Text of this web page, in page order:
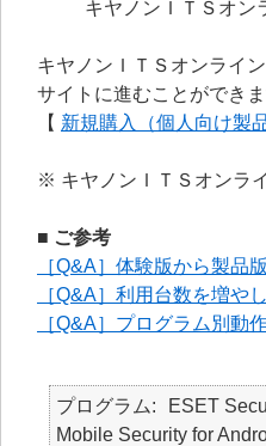
キヤノンＩＴＳオン
キヤノンＩＴＳオンライ
サイトに進むことができま
【 新規購入（個人向け製品
※ キヤノンＩＴＳオンラ
■ ご参考
［Q&A］体験版から製品
［Q&A］利用台数を増や
［Q&A］プログラム別動
プログラム
ESET
Mobile Security for